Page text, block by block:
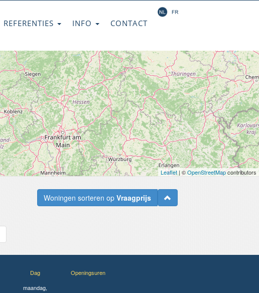
REFERENTIES INFO CONTACT
Leaflet | ©OpenStreetMapcontributors
Woningen sorteren op Vraagprijs
Dag
Openingsuren
maandag,